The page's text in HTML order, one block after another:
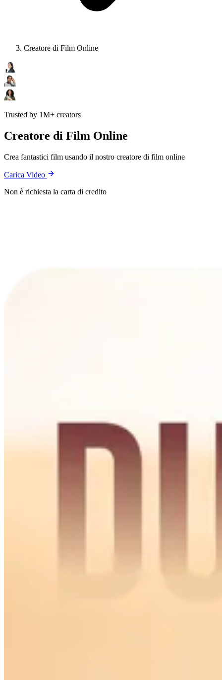
Creatore di Film Online
Trusted by 1M+ creators
Creatore di Film Online
Crea fantastici film usando il nostro creatore di film online
Carica Video
Non è richiesta la carta di credito